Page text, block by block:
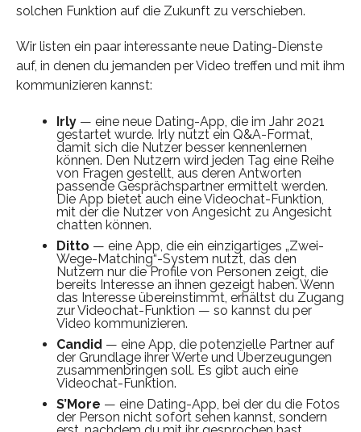
solchen Funktion auf die Zukunft zu verschieben.
Wir listen ein paar interessante neue Dating-Dienste
auf, in denen du jemanden per Video treffen und mit ihm
kommunizieren kannst:
Irly— eine neue Dating-App, die im Jahr 2021
gestartet wurde. Irly nutzt ein Q&A-Format,
damit sich die Nutzer besser kennenlernen
können. Den Nutzern wird jeden Tag eine Reihe
von Fragen gestellt, aus deren Antworten
passende Gesprächspartner ermittelt werden.
Die App bietet auch eine Videochat-Funktion,
mit der die Nutzer von Angesicht zu Angesicht
chatten können.
Ditto — eine App, die ein einzigartiges „Zwei-
Wege-Matching“-System nutzt, das den
Nutzern nur die Profile von Personen zeigt, die
bereits Interesse an ihnen gezeigt haben. Wenn
das Interesse übereinstimmt, erhältst du Zugang
zur Videochat-Funktion — so kannst du per
Video kommunizieren.
Candid — eine App, die potenzielle Partner auf
der Grundlage ihrer Werte und Überzeugungen
zusammenbringen soll. Es gibt auch eine
Videochat-Funktion.
S’More — eine Dating-App, bei der du die Fotos
der Person nicht sofort sehen kannst, sondern